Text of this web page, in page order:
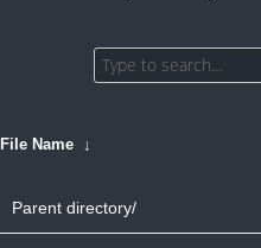
File Name ↓
Parent directory/